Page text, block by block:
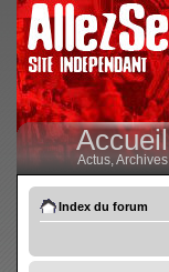
Accueil
Actus,Archives
Index du forum